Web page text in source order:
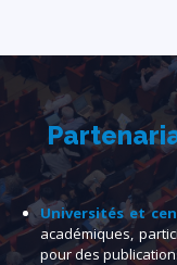
Universités et
académiques,
pour des